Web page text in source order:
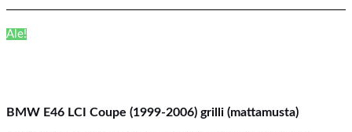
Ale!
BMW E46 LCI Coupe (1999-2006) grilli (mattamusta)